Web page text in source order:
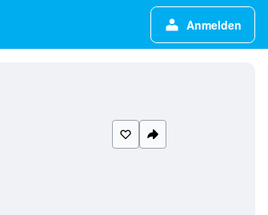
Anmelden